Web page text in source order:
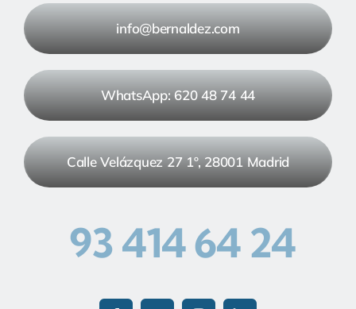
info@bernaldez.com
WhatsApp: 620 48 74 44
Calle Velázquez 27 1º, 28001 Madrid
93 414 64 24